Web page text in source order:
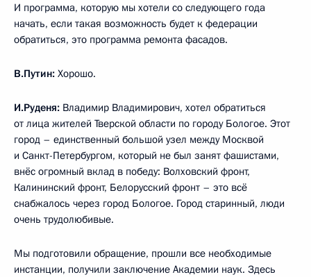
И программа, которую мы хотели со следующего года
начать, если такая возможность будет к федерации
обратиться, это программа ремонта фасадов.
В.Путин: Хорошо.
И.Руденя: Владимир Владимирович, хотел обратиться
от лица жителей Тверской области по городу Бологое. Этот
город – единственный большой узел между Москвой
и Санкт-Петербургом, который не был занят фашистами,
внёс огромный вклад в победу: Волховский фронт,
Калининский фронт, Белорусский фронт – это всё
снабжалось через город Бологое. Город старинный, люди
очень трудолюбивые.
Мы подготовили обращение, прошли все необходимые
инстанции, получили заключение Академии наук. Здесь